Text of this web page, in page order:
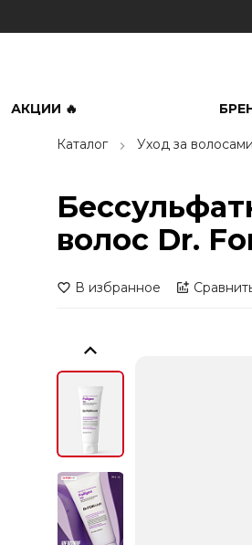
АКЦИИ 🔥
Каталог Уход за волосами
волос Dr.
В избранное